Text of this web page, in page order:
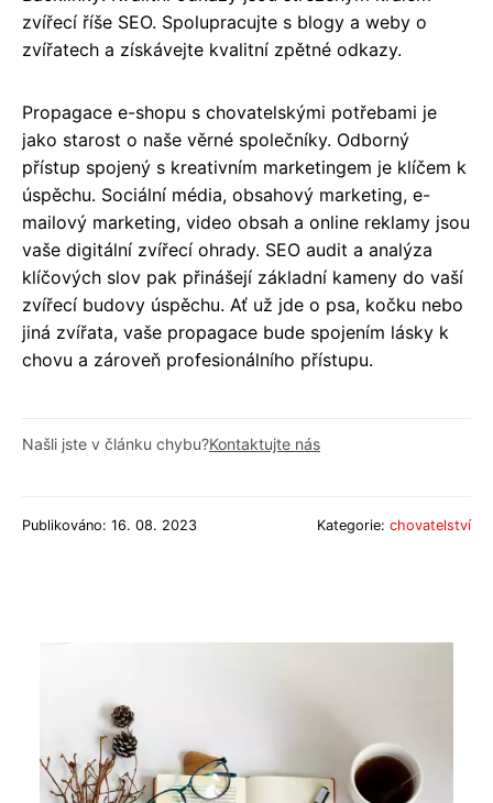
zvířecí říše SEO. Spolupracujte s blogy a weby o
zvířatech a získávejte kvalitní zpětné odkazy.
Propagace e-shopu s chovatelskými potřebami je
jako starost o naše věrné společníky. Odborný
přístup spojený s kreativním marketingem je klíčem k
úspěchu. Sociální média, obsahový marketing, e-
mailový marketing, video obsah a online reklamy jsou
vaše digitální zvířecí ohrady. SEO audit a analýza
klíčových slov pak přinášejí základní kameny do vaší
zvířecí budovy úspěchu. Ať už jde o psa, kočku nebo
jiná zvířata, vaše propagace bude spojením lásky k
chovu a zároveň profesionálního přístupu.
Našli jste v článku chybu?Kontaktujte nás
Publikováno: 16. 08. 2023 Kategorie: chovatelství